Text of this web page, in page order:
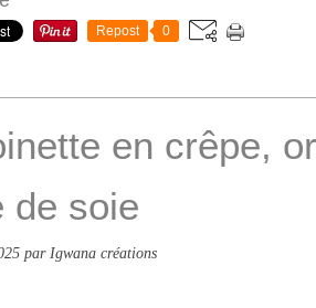
Repost 0
en crêpe,
de soie
par Igwana créations